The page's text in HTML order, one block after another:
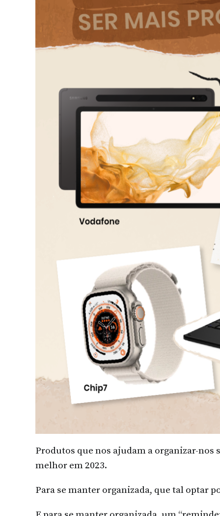
Produtos que nos ajudam a organizar-
melhor em 2023.
Para se manter organizada, que tal optar